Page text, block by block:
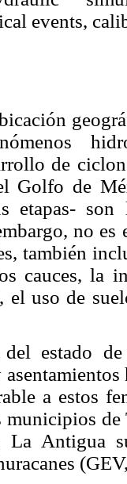
events,
de
Golfo de
etapas-
no
también
cauces, la
el uso de
estado
a estos
de
Antigua